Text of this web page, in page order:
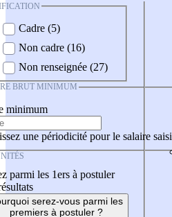
Cadre (5)
Non cadre (16)
Non renseignée (27)
BRUT MINIMUM
minimum
une périodicité pour le salaire saisi
parmi les 1ers à postuler
serez-vous parmi les
premiers à postuler ?